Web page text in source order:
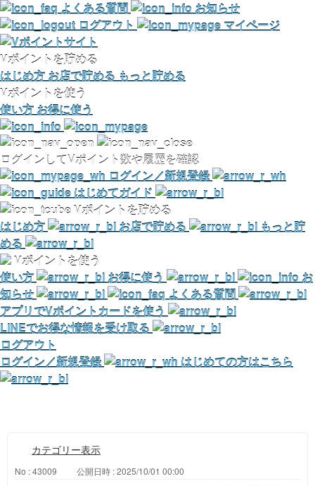
よくある質問
お知らせ
ログアウト
マイページ
Vポイントを貯める
はじめ方 お店で貯める もっと貯める
Vポイントを使う
使い方 お得に使う
ログインしてVポイント数や履歴を確認
ログイン／新規登録
はじめてガイド
Vポイントを貯める
はじめ方
お店で貯める
もっと貯
める
Vポイントを使う
使い方
お得に使う
お
知らせ
よくある質問
アプリでVポイントカードを使う
LINEでお得な情報を受け取る
ログアウト
ログイン／新規登録
はじめての方はこちら
カテゴリー表示
No : 43009 公開日時 : 2025/10/01 00:00